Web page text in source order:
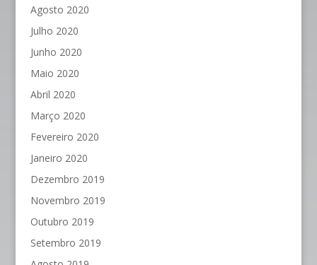
Agosto 2020
Julho 2020
Junho 2020
Maio 2020
Abril 2020
Março 2020
Fevereiro 2020
Janeiro 2020
Dezembro 2019
Novembro 2019
Outubro 2019
Setembro 2019